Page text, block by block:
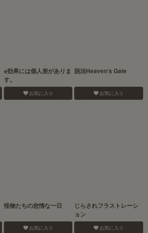
※効果には個人差がありま
す。
お気に入り
脱法Heaven’s Gate
お気に入り
怪物たちの怠惰な一日
お気に入り
じらされフラストレーシ
ョン
お気に入り